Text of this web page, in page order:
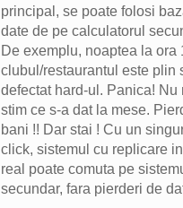
principal, se poate folosi
date de pe calculatorul
De exemplu, noaptea la ora
clubul/restaurantul este plin
defectat hard-ul. Panica! Nu
stim ce s-a dat la mese.
bani !! Dar stai ! Cu un
click, sistemul cu replicare
real poate comuta pe
secundar, fara pierderi de